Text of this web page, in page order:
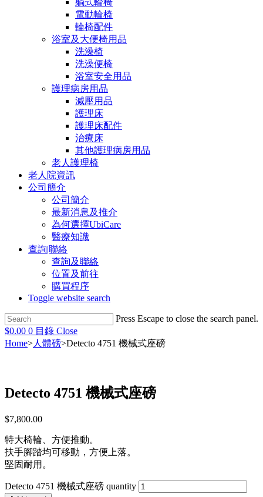
躺式輪椅
電動輪椅
輪椅配件
浴室及大便椅用品
洗澡椅
洗澡便椅
浴室安全用品
護理病房用品
減壓用品
護理床
護理床配件
治療床
其他護理病房用品
老人護理椅
老人院資訊
公司簡介
公司簡介
最新消息及推介
為何選擇UbiCare
醫療知識
查詢|聯絡
查詢及聯絡
位置及前往
購買程序
Toggle website search
Press Escape to close the search panel.
$0.00 0 目錄 Close
Home>人體磅>Detecto 4751 機械式座磅
Detecto 4751 機械式座磅
$7,800.00
特大椅輪、方便推動。
扶手腳踏均可移動，方便上落。
堅固耐用。
Detecto 4751 機械式座磅 quantity